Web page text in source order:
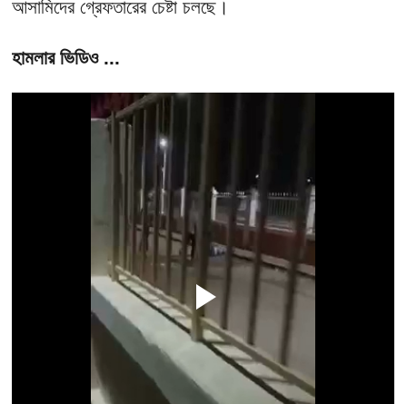
আসামিদের গ্রেফতারের চেষ্টা চলছে।
হামলার ভিডিও ...